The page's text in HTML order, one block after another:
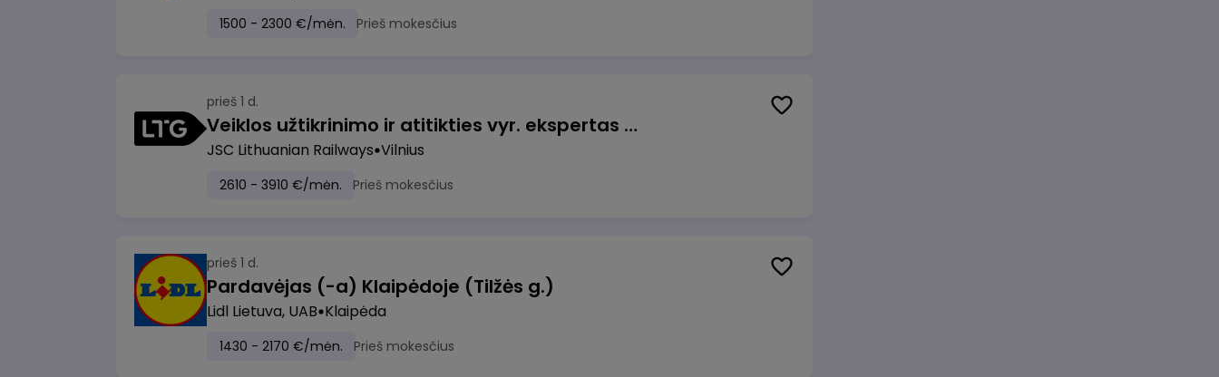
1500 - 2300 €/mėn. Prieš mokesčius
prieš 1 d.
Veiklos užtikrinimo ir atitikties vyr. ekspertas (-ė) (Vilnius, LT)
JSC Lithuanian Railways Vilnius
2610 - 3910 €/mėn. Prieš mokesčius
prieš 1 d.
Pardavėjas (-a) Klaipėdoje (Tilžės g.)
Lidl Lietuva, UAB Klaipėda
1430 - 2170 €/mėn. Prieš mokesčius